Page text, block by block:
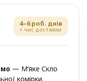
4–6 роб. днів
+ час доставки
— М’яке Скло
комірки.